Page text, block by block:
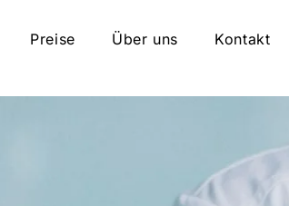
Preise Über uns Kontakt